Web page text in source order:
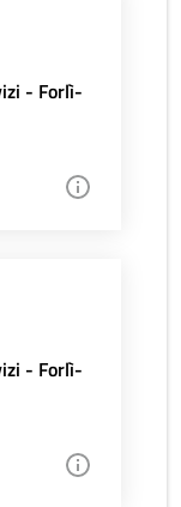
- Forlì-
- Forlì-